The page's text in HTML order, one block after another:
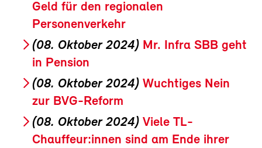
Geld für den regionalen
Personenverkehr
(08. Oktober 2024) Mr. Infra SBB geht
in Pension
(08. Oktober 2024) Wuchtiges Nein
zur BVG-Reform
(08. Oktober 2024) Viele TL-
Chauffeur:innen sind am Ende ihrer